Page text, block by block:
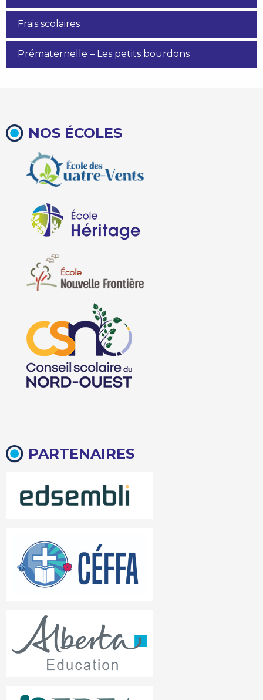
Frais scolaires
Prématernelle – Les petits bourdons
NOS ÉCOLES
PARTENAIRES